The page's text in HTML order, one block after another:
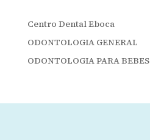
Centro Dental Eboca
ODONTOLOGIA GENERAL
ODONTOLOGIA PARA BEBES